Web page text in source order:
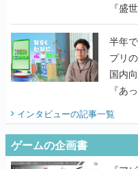
『盛
うこ
半年で
プリ
国内
『あ
インタビューの記事一覧
ゲームの企画書